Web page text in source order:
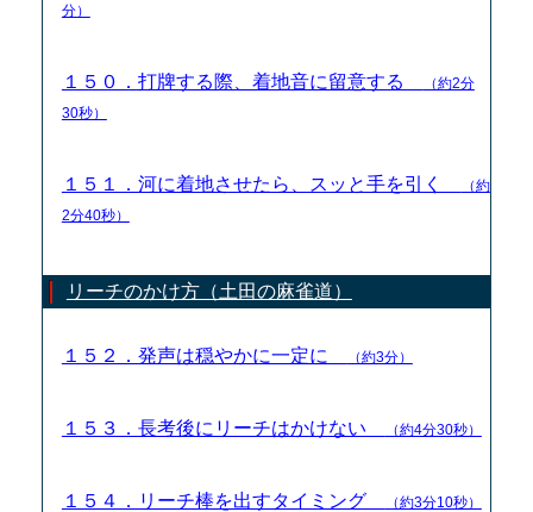
分）
１５０．打牌する際、着地音に留意する
（約2分
30秒）
１５１．河に着地させたら、スッと手を引く
（約
2分40秒）
リーチのかけ方（土田の麻雀道）
１５２．発声は穏やかに一定に （約3分）
１５３．長考後にリーチはかけない （約4分30秒）
１５４．リーチ棒を出すタイミング （約3分10秒）